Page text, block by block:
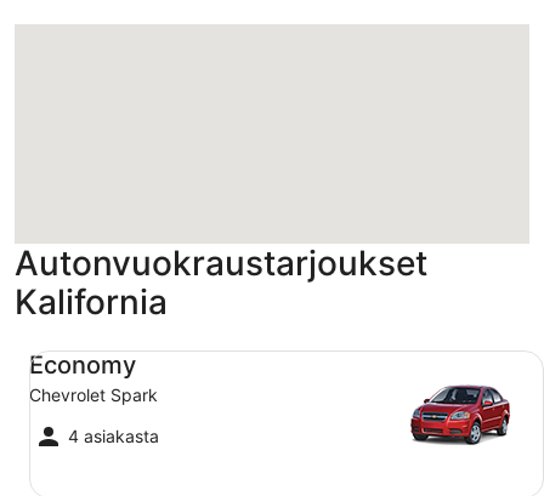
Autonvuokraustarjoukset
Kalifornia
Economy
Chevrolet Spark
4 asiakasta
Economy Chevrolet Spark